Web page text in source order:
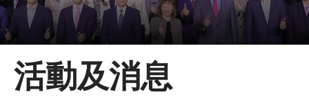
主頁
關於LSCM
活動及消息